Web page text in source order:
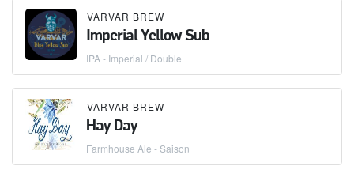
VARVAR BREW
Imperial Yellow Sub
IPA - Imperial / Double
VARVAR BREW
Hay Day
Farmhouse Ale - Saison